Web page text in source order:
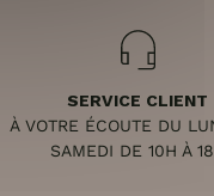
SERVICE CLIENT
À VOTRE ÉCOUTE DU
SAMEDI DE 10H À